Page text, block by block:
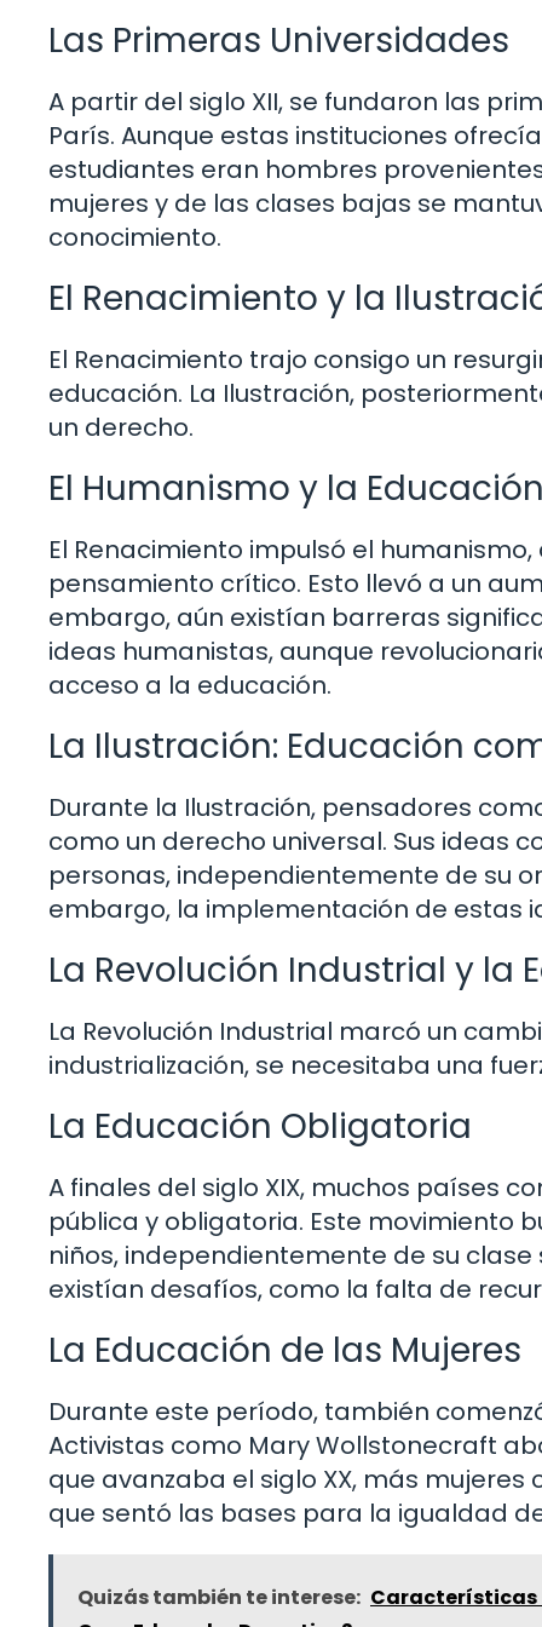
Las Primeras Universidades
A partir del siglo XII, se fundaron las
París. Aunque estas instituciones
estudiantes eran hombres
mujeres y de las clases bajas se
conocimiento.
El Renacimiento y la
El Renacimiento trajo consigo un
educación. La Ilustración,
un derecho.
El Humanismo y la
El Renacimiento impulsó el
pensamiento crítico. Esto llevó a un
embargo, aún existían barreras
ideas humanistas, aunque
acceso a la educación.
La Ilustración: Educación
Durante la Ilustración, pensadores
como un derecho universal. Sus ideas
personas, independientemente de su
embargo, la implementación de estas
La Revolución Industrial y la
La Revolución Industrial marcó un
industrialización, se necesitaba una
La Educación Obligatoria
A finales del siglo XIX, muchos países
pública y obligatoria. Este movimiento
niños, independientemente de su
existían desafíos, como la falta de
La Educación de las Mujeres
Durante este período, también
Activistas como Mary Wollstonecraft
que avanzaba el siglo XX, más
que sentó las bases para la igualdad
Quizás también te interese: Características